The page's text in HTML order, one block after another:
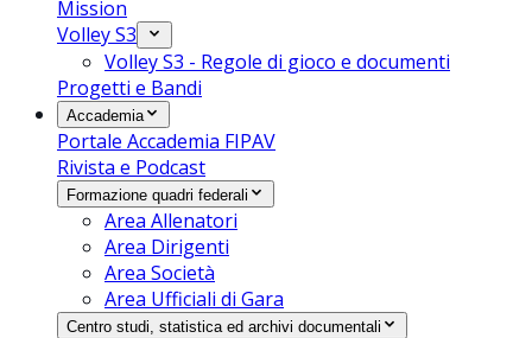
Mission
Volley S3
Volley S3 - Regole di gioco e documenti
Progetti e Bandi
Accademia
Portale Accademia FIPAV
Rivista e Podcast
Formazione quadri federali
Area Allenatori
Area Dirigenti
Area Società
Area Ufficiali di Gara
Centro studi, statistica ed archivi documentali